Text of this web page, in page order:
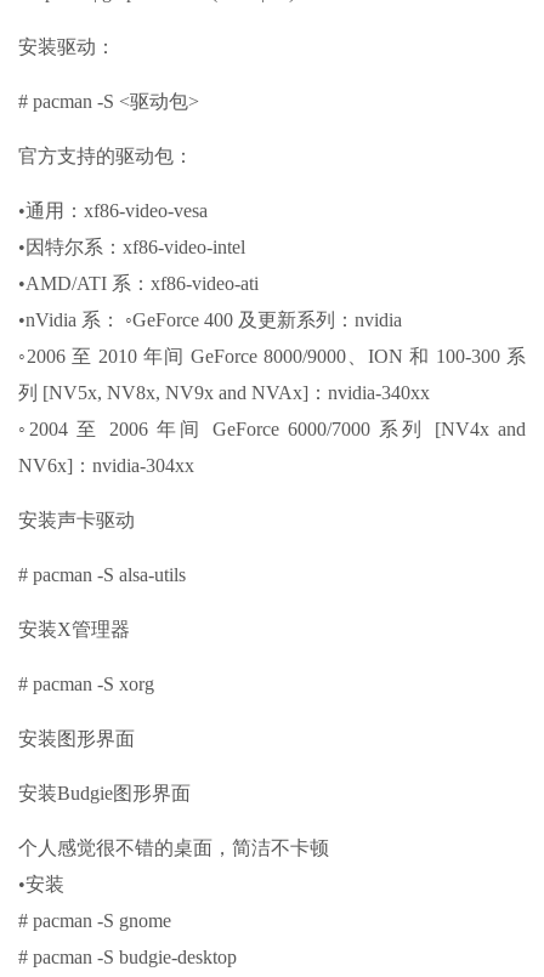
安装驱动：
# pacman -S <驱动包>
官方支持的驱动包：
•通用：xf86-video-vesa
•因特尔系：xf86-video-intel
•AMD/ATI 系：xf86-video-ati
•nVidia 系： ◦GeForce 400 及更新系列：nvidia
◦2006 至 2010 年间 GeForce 8000/9000、ION 和 100-300 系
列 [NV5x, NV8x, NV9x and NVAx]：nvidia-340xx
◦2004 至 2006 年间 GeForce 6000/7000 系列 [NV4x and
NV6x]：nvidia-304xx
安装声卡驱动
# pacman -S alsa-utils
安装X管理器
# pacman -S xorg
安装图形界面
安装Budgie图形界面
个人感觉很不错的桌面，简洁不卡顿
•安装
# pacman -S gnome
# pacman -S budgie-desktop